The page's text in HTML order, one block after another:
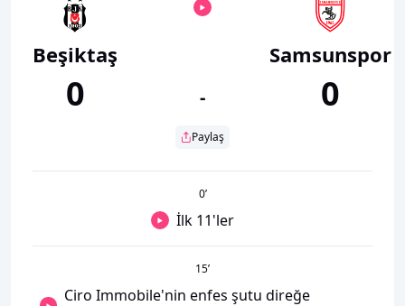
Beşiktaş
0 -
Paylaş
Samsunspor
0
0’
İlk 11'ler
15’
Ciro Immobile'nin enfes şutu direğe